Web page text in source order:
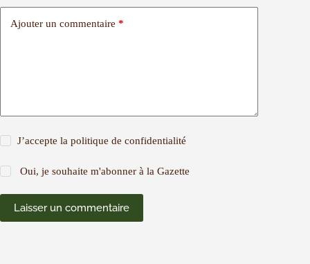
Ajouter un commentaire *
J’accepte lapolitique de confidentialité
Oui, je souhaite m'abonner à la Gazette
Laisser un commentaire